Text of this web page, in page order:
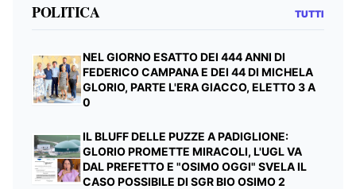
POLITICA TUTTI
NEL GIORNO ESATTO DEI 444 ANNI DI
FEDERICO CAMPANA E DEI 44 DI MICHELA
GLORIO, PARTE L'ERA GIACCO, ELETTO 3 A
0
IL BLUFF DELLE PUZZE A PADIGLIONE:
GLORIO PROMETTE MIRACOLI, L'UGL VA
DAL PREFETTO E "OSIMO OGGI" SVELA IL
CASO POSSIBILE DI SGR BIO OSIMO 2